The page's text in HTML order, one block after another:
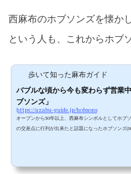
西麻布のホブソンズを懐か
という人も、これからホブ
歩いて知った麻布ガイド
バブルな頃から今も変わらず営業
ブソンズ」
https://azabu-guide.jp/hobsons
オープンから30年以上、西麻布シンボルとしてホブ
の交差点に行列が出来たと話題になったホブソンズ
らい用意しておけば...